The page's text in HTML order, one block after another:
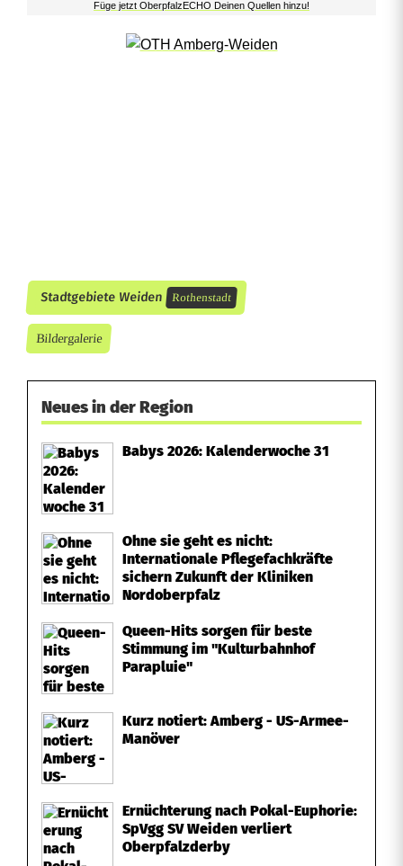
Füge jetzt OberpfalzECHO Deinen Quellen hinzu!
Stadtgebiete Weiden Rothenstadt
Bildergalerie
Neues in der Region
Babys 2026: Kalenderwoche 31
Ohne sie geht es nicht:
Internationale Pflegefachkräfte
sichern Zukunft der Kliniken
Nordoberpfalz
Queen-Hits sorgen für beste
Stimmung im "Kulturbahnhof
Parapluie"
Kurz notiert: Amberg - US-Armee-
Manöver
Ernüchterung nach Pokal-Euphorie:
SpVgg SV Weiden verliert
Oberpfalzderby